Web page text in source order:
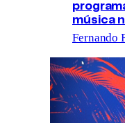
música
Fernando